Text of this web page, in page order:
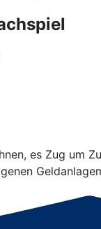
es Zug um